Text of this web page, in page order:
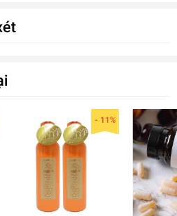
xóa nốt ruồi tại nhà tiện lợi,
đào thải và bong tróc
da mới (*tùy cơ
- 11%